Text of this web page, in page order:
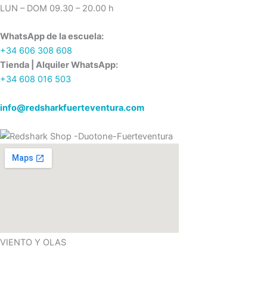
LUN – DOM 09.30 – 20.00 h
WhatsApp de la escuela:
+34 606 308 608
Tienda | Alquiler WhatsApp:
+34 608 016 503
info@redsharkfuerteventura.com
VIENTO Y OLAS